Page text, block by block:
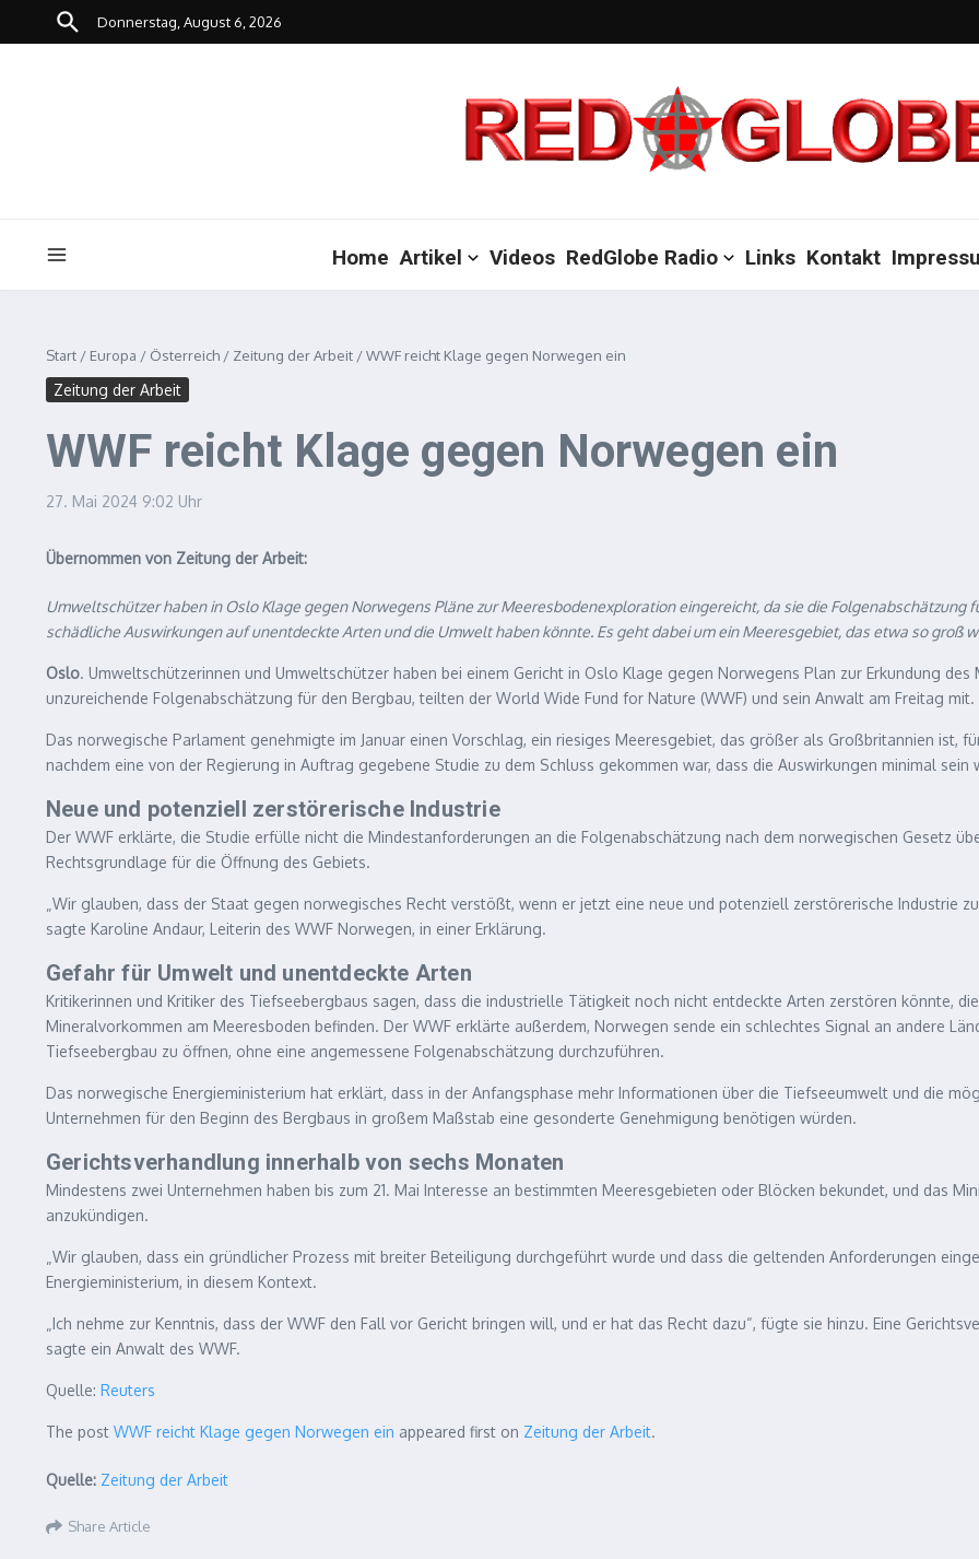
Zum Inhalt springen
Donnerstag, August 6, 2026
Home Artikel Videos RedGlobe Radio Links Kontakt
Start / Europa / Österreich / Zeitung der Arbeit /WWF reicht Klage gegen Norwegen ein
Zeitung der Arbeit
WWF reicht Klage gegen Norwegen ein
27. Mai 2024 9:02 Uhr
Übernommen von Zeitung der Arbeit:
Umweltschützer haben in Oslo Klage gegen Norwegens Pläne zur Meeresbodenexploration eingereicht, da sie die
schädliche Auswirkungen auf unentdeckte Arten und die Umwelt haben könnte. Es geht dabei um ein Meeresgebiet, das etwa so groß
Oslo. Umweltschützerinnen und Umweltschützer haben bei einem Gericht in Oslo Klage gegen Norwegens Plan zur Erkundung
unzureichende Folgenabschätzung für den Bergbau, teilten der World Wide Fund for Nature (WWF) und sein Anwalt am Freitag mit.
Das norwegische Parlament genehmigte im Januar einen Vorschlag, ein riesiges Meeresgebiet, das größer als Großbritannien ist,
nachdem eine von der Regierung in Auftrag gegebene Studie zu dem Schluss gekommen war, dass die Auswirkungen minimal sein
Neue und potenziell zerstörerische Industrie
Der WWF erklärte, die Studie erfülle nicht die Mindestanforderungen an die Folgenabschätzung nach dem norwegischen Gesetz
Rechtsgrundlage für die Öffnung des Gebiets.
„Wir glauben, dass der Staat gegen norwegisches Recht verstößt, wenn er jetzt eine neue und potenziell zerstörerische Industrie
sagte Karoline Andaur, Leiterin des WWF Norwegen, in einer Erklärung.
Gefahr für Umwelt und unentdeckte Arten
Kritikerinnen und Kritiker des Tiefseebergbaus sagen, dass die industrielle Tätigkeit noch nicht entdeckte Arten zerstören könnte,
Mineralvorkommen am Meeresboden befinden. Der WWF erklärte außerdem, Norwegen sende ein schlechtes Signal an andere
Tiefseebergbau zu öffnen, ohne eine angemessene Folgenabschätzung durchzuführen.
Das norwegische Energieministerium hat erklärt, dass in der Anfangsphase mehr Informationen über die Tiefseeumwelt und die
Unternehmen für den Beginn des Bergbaus in großem Maßstab eine gesonderte Genehmigung benötigen würden.
Gerichtsverhandlung innerhalb von sechs Monaten
Mindestens zwei Unternehmen haben bis zum 21. Mai Interesse an bestimmten Meeresgebieten oder Blöcken bekundet, und das
anzukündigen.
„Wir glauben, dass ein gründlicher Prozess mit breiter Beteiligung durchgeführt wurde und dass die geltenden Anforderungen
Energieministerium, in diesem Kontext.
„Ich nehme zur Kenntnis, dass der WWF den Fall vor Gericht bringen will, und er hat das Recht dazu“, fügte sie hinzu. Eine
sagte ein Anwalt des WWF.
Quelle: Reuters
The post WWF reicht Klage gegen Norwegen ein appeared first on Zeitung der Arbeit.
Quelle: Zeitung der Arbeit
Share Article